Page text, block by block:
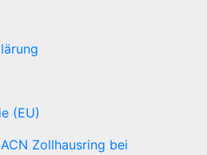
(EU)
Zollhausring bei